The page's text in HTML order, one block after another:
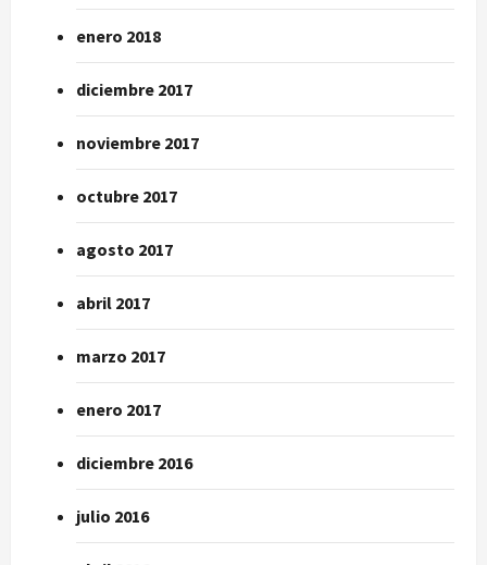
enero 2018
diciembre 2017
noviembre 2017
octubre 2017
agosto 2017
abril 2017
marzo 2017
enero 2017
diciembre 2016
julio 2016